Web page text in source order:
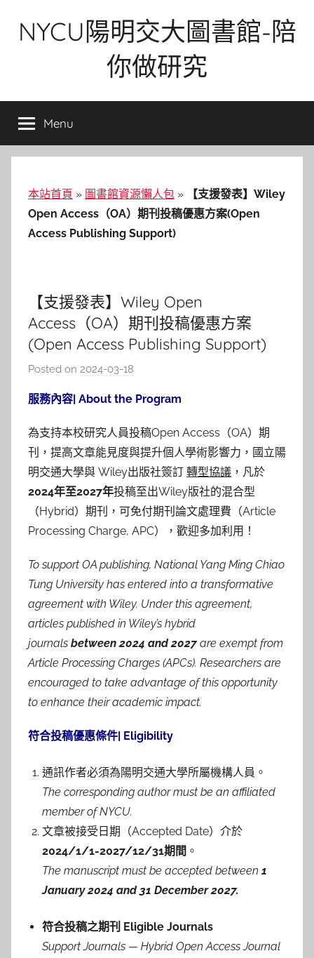
NYCU陽明交大圖書館-陪
你做研究
Menu
本站首頁 » 圖書館資源懶人包 »
【支援發表】Wiley
Open Access（OA）期刊投稿優惠方案(Open
Access Publishing Support)
【支援發表】Wiley Open
Access（OA）期刊投稿優惠方案
(Open Access Publishing Support)
Posted on 2024-03-18
c
n
t
h
i
a
服務內容| About the Program
為支持本校研究人員投稿Open Access（OA）期
刊，提高文章能見度與提升個人學術影響力，國立陽
明交通大學與 Wiley出版社簽訂 轉型協議 ，凡於
2024年至2027年投稿至出Wiley版社的混合型
（Hybrid）期刊，可免付期刊論文處理費（Article
Processing Charge, APC），歡迎多加利用！
To support OA publishing, National Yang Ming Chiao
Tung University has entered into a transformative
agreement with Wiley. Under this agreement,
articles published in Wiley’s hybrid
journals between 2024 and 2027are exempt from
Article Processing Charges (APCs). Researchers are
encouraged to take advantage of this opportunity
to enhance their academic impact.
符合投稿優惠條件| Eligibility
通訊作者必須為陽明交通大學所屬機構人員。
The corresponding author must be an affiliated
member of NYCU.
文章被接受日期（Accepted Date）介於
2024/1/1-2027/12/31期間 。
The manuscript must be accepted between 1
January 2024 and 31 December 2027.
符合投稿之期刊 Eligible Journals
Support Journals — Hybrid Open Access Journal